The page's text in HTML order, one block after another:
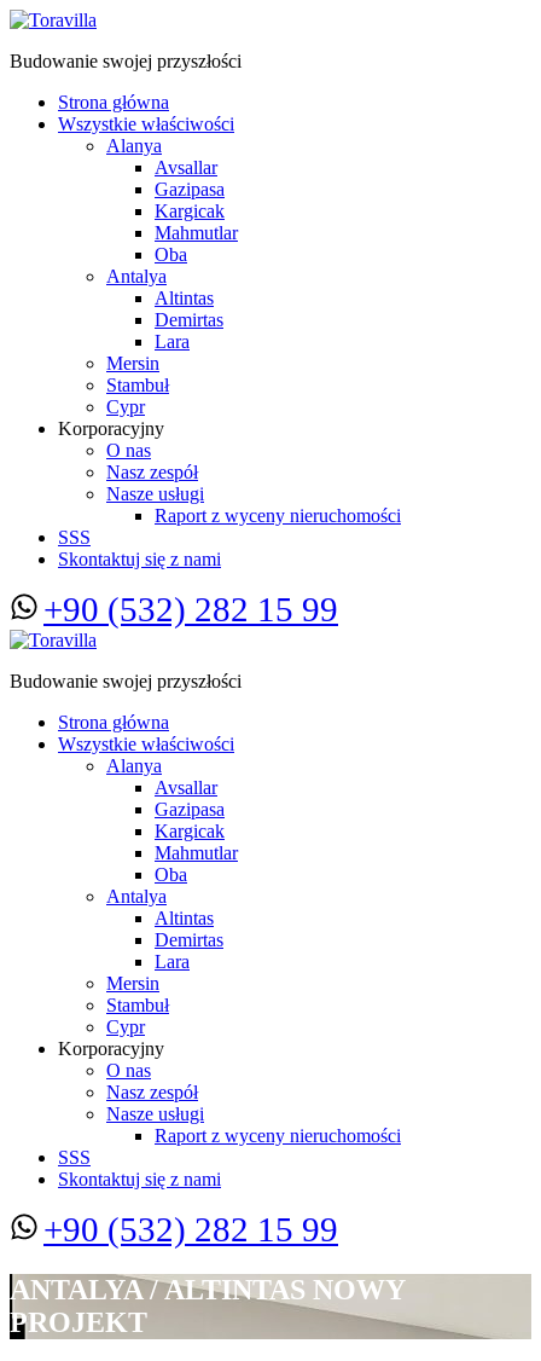
Budowanie swojej przyszłości
Strona główna
Wszystkie właściwości
Alanya
Avsallar
Gazipasa
Kargicak
Mahmutlar
Oba
Antalya
Altintas
Demirtas
Lara
Mersin
Stambuł
Cypr
Korporacyjny
O nas
Nasz zespół
Nasze usługi
Raport z wyceny nieruchomości
SSS
Skontaktuj się z nami
+90 (532) 282 15 99
Budowanie swojej przyszłości
Strona główna
Wszystkie właściwości
Alanya
Avsallar
Gazipasa
Kargicak
Mahmutlar
Oba
Antalya
Altintas
Demirtas
Lara
Mersin
Stambuł
Cypr
Korporacyjny
O nas
Nasz zespół
Nasze usługi
Raport z wyceny nieruchomości
SSS
Skontaktuj się z nami
+90 (532) 282 15 99
ANTALYA / ALTINTAS NOWY
PROJEKT